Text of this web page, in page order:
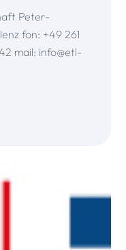
Peter-
fon: +49 261
mail: info@etl-